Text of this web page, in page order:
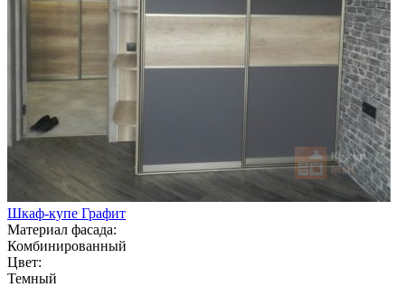
Шкаф-купе Графит
Материал фасада:
Комбинированный
Цвет:
Темный